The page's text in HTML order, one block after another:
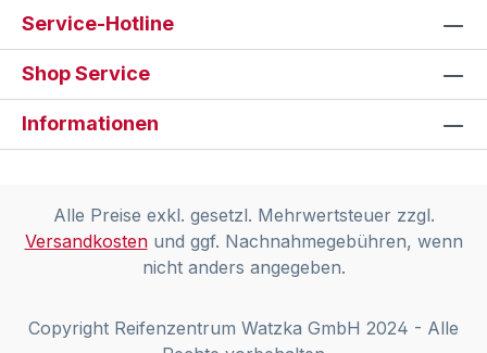
Service-Hotline
Shop Service
Informationen
Alle Preise exkl. gesetzl. Mehrwertsteuer zzgl.
Versandkostenund ggf. Nachnahmegebühren, wenn
nicht anders angegeben.
Copyright Reifenzentrum Watzka GmbH 2024 - Alle